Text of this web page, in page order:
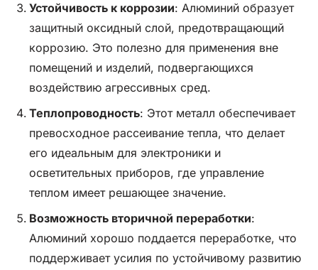
Устойчивость к коррозии: Алюминий образует
защитный оксидный слой, предотвращающий
коррозию. Это полезно для применения вне
помещений и изделий, подвергающихся
воздействию агрессивных сред.
Теплопроводность: Этот металл обеспечивает
превосходное рассеивание тепла, что делает
его идеальным для электроники и
осветительных приборов, где управление
теплом имеет решающее значение.
Возможность вторичной переработки:
Алюминий хорошо поддается переработке, что
поддерживает усилия по устойчивому развитию